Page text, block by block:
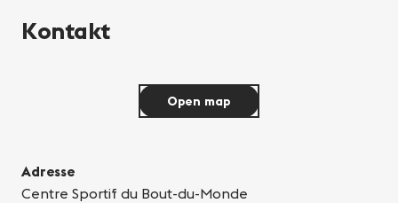
Kontakt
Adresse
Centre Sportif du Bout-du-Monde
Open map